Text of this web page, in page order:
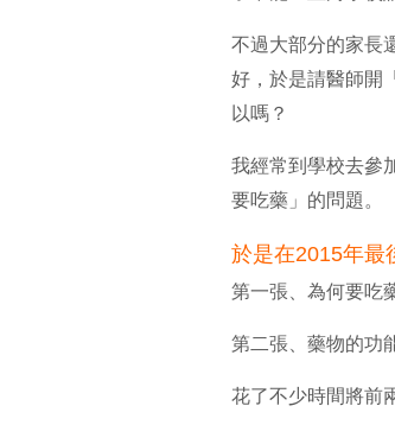
不過大部分的家長
好，於是請醫師開
以嗎？
我經常到學校去參
要吃藥」的問題
於是在2015年最
第一張、為何要吃
第二張、藥物的功
花了不少時間將前